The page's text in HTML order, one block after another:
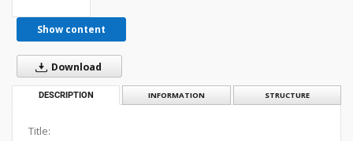
Show content
Download
DESCRIPTION INFORMATION STRUCTURE
Title: